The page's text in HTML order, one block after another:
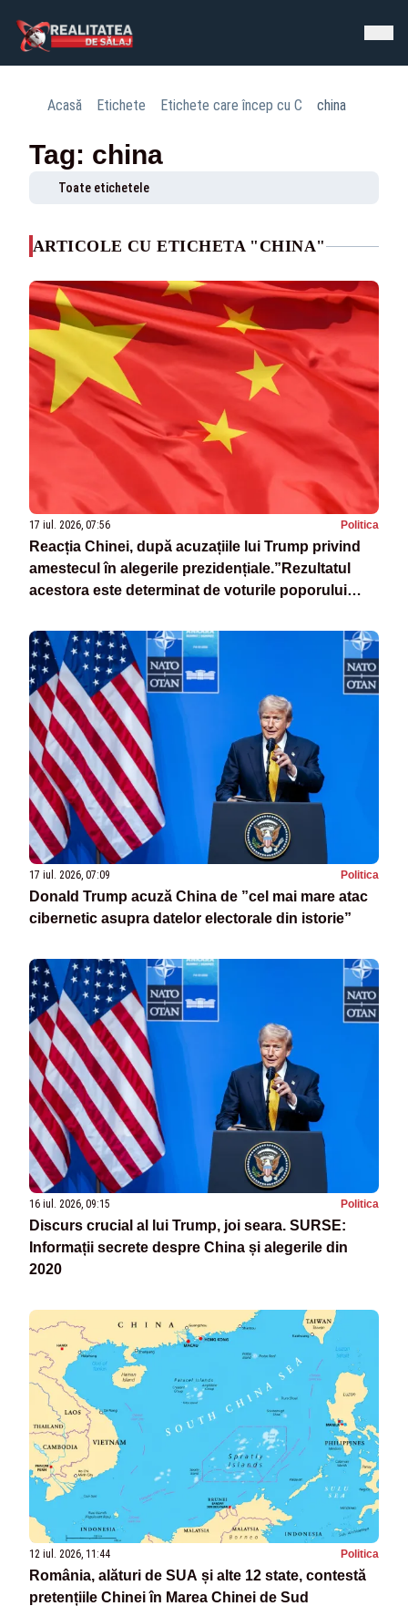
Acasă Etichete Etichete care încep cu C china
Tag: china
Toate etichetele
ARTICOLE CU ETICHETA "CHINA"
17 iul. 2026, 07:56 Politica
Reacția Chinei, după acuzațiile lui Trump privind
amestecul în alegerile prezidențiale.”Rezultatul
acestora este determinat de voturile poporului
17 iul. 2026, 07:09 Politica
Donald Trump acuză China de ”cel mai mare atac
cibernetic asupra datelor electorale din istorie”
16 iul. 2026, 09:15 Politica
Discurs crucial al lui Trump, joi seara. SURSE:
Informații secrete despre China și alegerile din
2020
12 iul. 2026, 11:44 Politica
România, alături de SUA și alte 12 state, contestă
pretențiile Chinei în Marea Chinei de Sud